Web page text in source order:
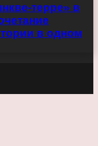
терре» в
в одном